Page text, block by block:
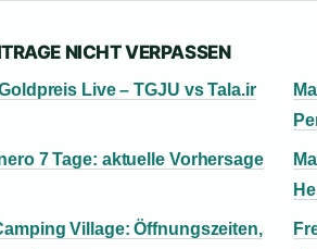
NICHT VERPASSEN
Live – TGJU vs Tala.ir
7 Tage: aktuelle Vorhersage
Village: Öffnungszeiten,